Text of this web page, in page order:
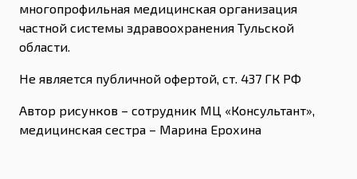
многопрофильная медицинская организация
частной системы здравоохранения Тульской
области.
Не является публичной офертой, ст. 437 ГК РФ
Автор рисунков – сотрудник МЦ «Консультант»,
медицинская сестра – Марина Ерохина